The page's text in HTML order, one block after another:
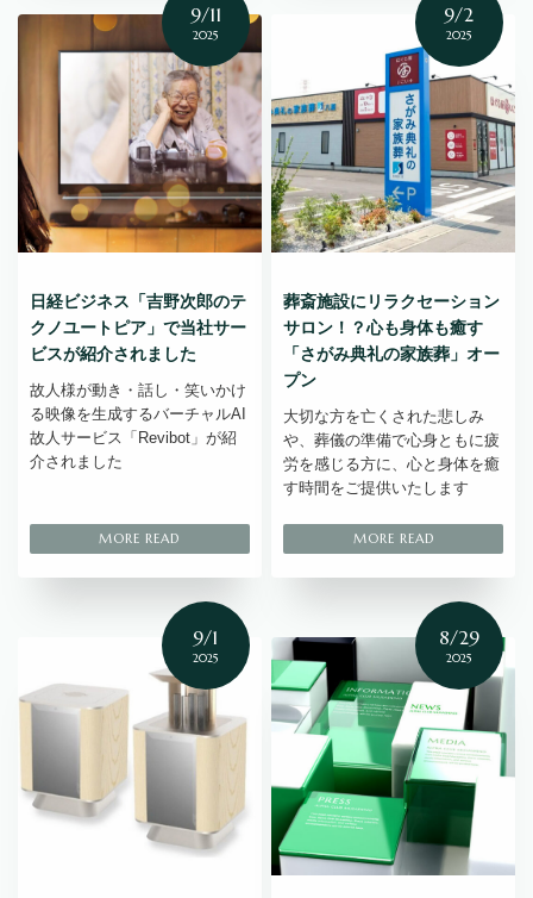
9/11
2025
日経ビジネス「吉野次郎のテ
クノユートピア」で当社サー
ビスが紹介されました
故人様が動き・話し・笑いかけ
る映像を生成するバーチャルAI
故人サービス「Revibot」が紹
介されました
9/2
2025
葬斎施設にリラクセーション
サロン！？心も身体も癒す
「さがみ典礼の家族葬」オー
プン
大切な方を亡くされた悲しみ
や、葬儀の準備で心身ともに疲
労を感じる方に、心と身体を癒
す時間をご提供いたします
9/1
2025
8/29
2025